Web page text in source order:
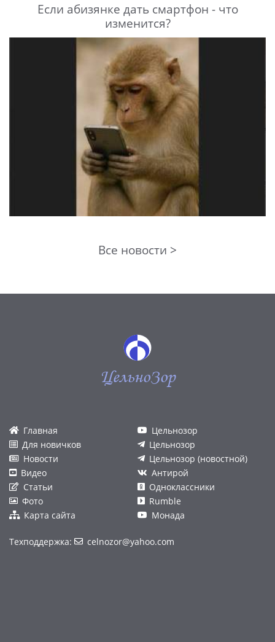
Если абизянке дать смартфон - что
изменится?
Все новости >
ЦельноЗор
Главная
Для новичков
Новости
Видео
Статьи
Фото
Карта сайта
Цельнозор
Цельнозор
Цельнозор (новостной)
Антирой
Одноклассники
Rumble
Монада
Техподдержка: celnozor@yahoo.com